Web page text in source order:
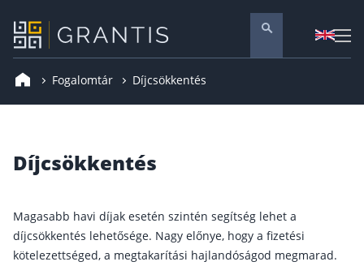
Önkéntes nyugdíjpénztár
Nyugdíj előtakarékossági számla (NYESZ)
Nyugdíj tanácsadás 🪙
Fogalomtár Díjcsökkentés
Díjcsökkentés
Magasabb havi díjak esetén szintén segítség lehet a
díjcsökkentés lehetősége. Nagy előnye, hogy a fizetési
kötelezettséged, a megtakarítási hajlandóságod megmarad.